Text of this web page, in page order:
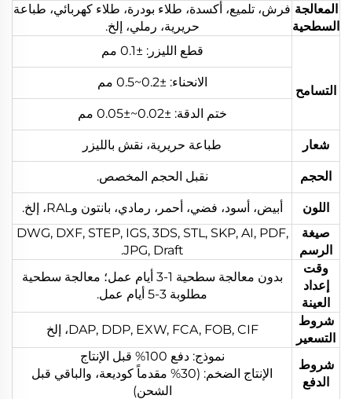
المعالجة
السطحية
فرش، تلميع، أكسدة، طلاء بودرة، طلاء كهربائي، طباعة
حريرية، رملي، إلخ.
التسامح
قطع الليزر: ±0.1 مم
الانحناء: ±0.2~0.5 مم
ختم الدقة: ±0.02~±0.05 مم
شعار طباعة حريرية، نقش بالليزر
الحجم نقبل الحجم المخصص.
اللون
أبيض، أسود، فضي، أحمر، رمادي، بانتون وRAL، إلخ.
صيغة
الرسم
DWG, DXF, STEP, IGS, 3DS, STL, SKP, AI, PDF,
JPG, Draft.
وقت
إعداد
العينة
بدون معالجة سطحية 1-3 أيام عمل؛ معالجة سطحية
مطلوبة 3-5 أيام عمل.
شروط
التسعير
DAP, DDP, EXW, FCA, FOB, CIF، إلخ
شروط
الدفع
نموذج: دفع 100% قبل الإنتاج
الإنتاج الضخم: (30% مقدماً كوديعة، والباقي قبل
الشحن)